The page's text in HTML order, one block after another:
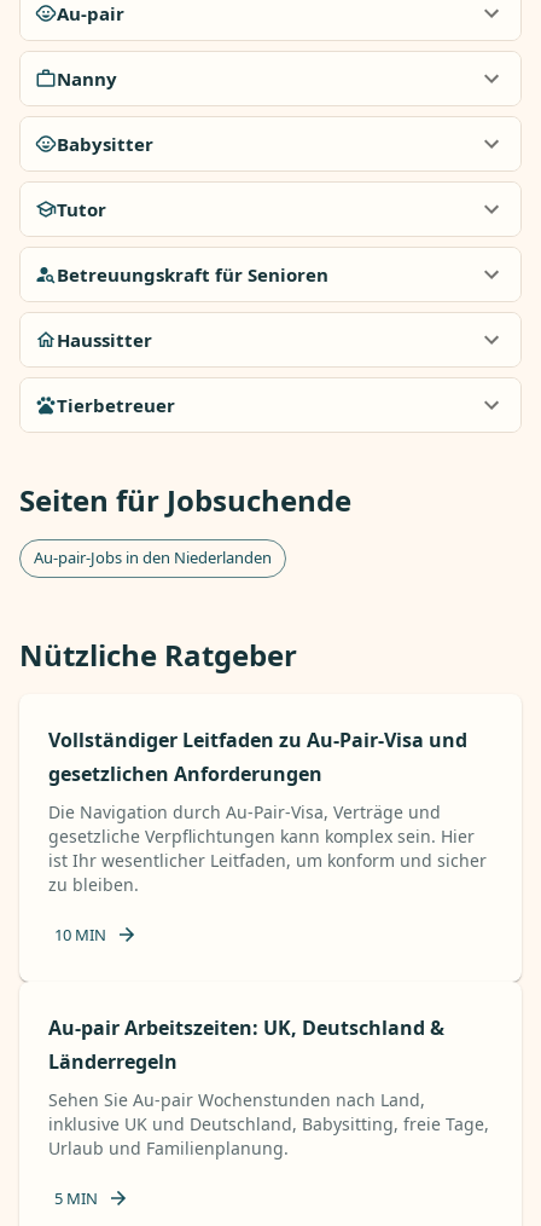
Au-pair
Nanny
Babysitter
Tutor
Betreuungskraft für Senioren
Haussitter
Tierbetreuer
Seiten für Jobsuchende
Au-pair-Jobs in den Niederlanden
Nützliche Ratgeber
Vollständiger Leitfaden zu Au-Pair-Visa und
gesetzlichen Anforderungen
Die Navigation durch Au-Pair-Visa, Verträge und
gesetzliche Verpflichtungen kann komplex sein. Hier
ist Ihr wesentlicher Leitfaden, um konform und sicher
zu bleiben.
10 MIN
Au-pair Arbeitszeiten: UK, Deutschland &
Länderregeln
Sehen Sie Au-pair Wochenstunden nach Land,
inklusive UK und Deutschland, Babysitting, freie Tage,
Urlaub und Familienplanung.
5 MIN